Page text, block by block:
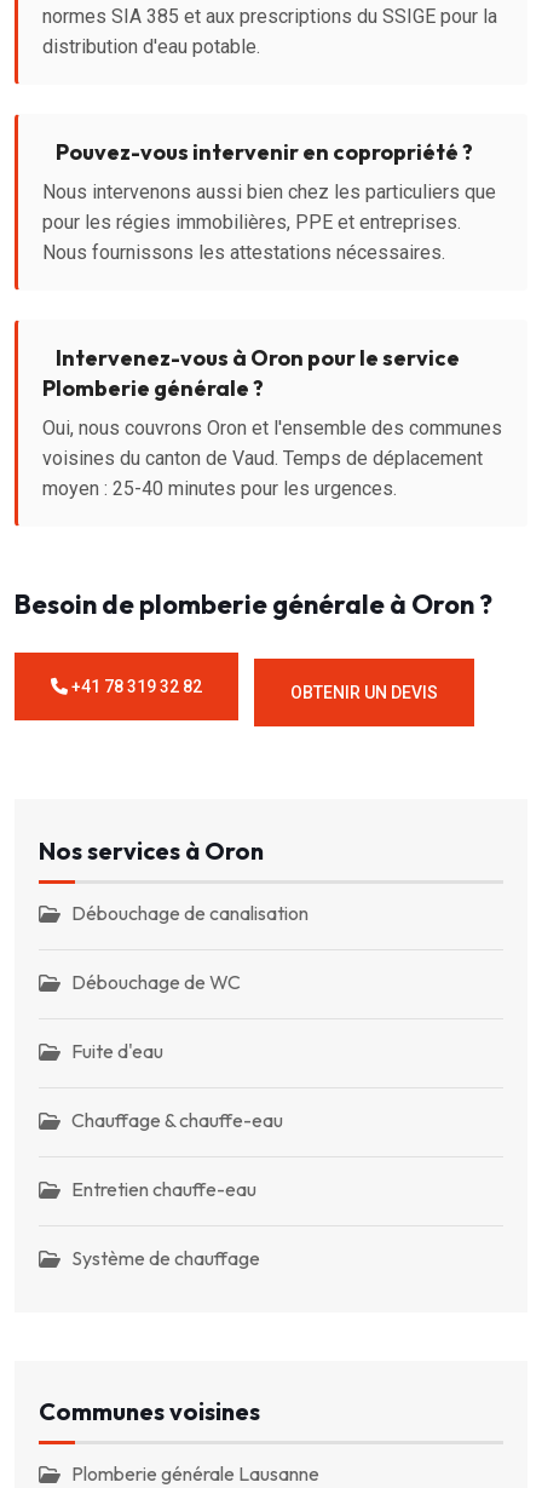
normes SIA 385 et aux prescriptions du SSIGE pour la
distribution d'eau potable.
Pouvez-vous intervenir en copropriété ?
Nous intervenons aussi bien chez les particuliers que
pour les régies immobilières, PPE et entreprises.
Nous fournissons les attestations nécessaires.
Intervenez-vous à Oron pour le service
Plomberie générale ?
Oui, nous couvrons Oron et l'ensemble des communes
voisines du canton de Vaud. Temps de déplacement
moyen : 25-40 minutes pour les urgences.
Besoin de plomberie générale à Oron ?
+41 78 319 32 82 OBTENIR UN DEVIS
Nos services à Oron
Débouchage de canalisation
Débouchage de WC
Fuite d'eau
Chauffage & chauffe-eau
Entretien chauffe-eau
Système de chauffage
Communes voisines
Plomberie générale Lausanne